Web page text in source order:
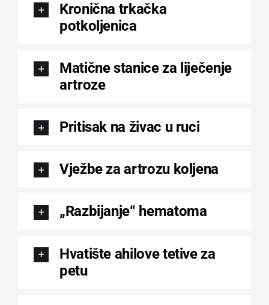
Kronična trkačka
potkoljenica
Matične stanice za liječenje
artroze
Pritisak na živac u ruci
Vježbe za artrozu koljena
„Razbijanje“ hematoma
Hvatište ahilove tetive za
petu